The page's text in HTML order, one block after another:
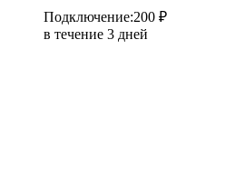
Подключение:200 ₽
в течение 3 дней